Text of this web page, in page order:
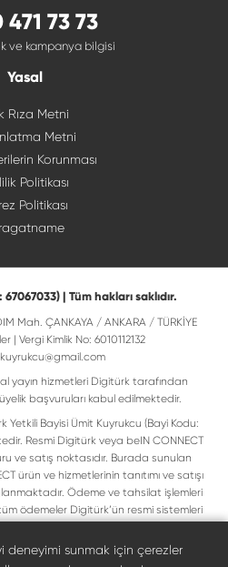
73 73
ve kampanya bilgisi
Yasal
Rıza Metni
Metni
Korunması
Politikası
Politikası
| Tüm hakları saklıdır.
Mah. ÇANKAYA / ANKARA / TÜRKİYE
| Vergi Kimlik No: 6010112132
yayın hizmetleri Digitürk tarafından
başvuruları kabul edilmektedir.
Yetkili Bayisi Ümit Kuyrukcu (Bayi Kodu:
Resmi Digitürk veya beIN CONNECT
ve satış noktasıdır. Burada sunulan
ürün ve hizmetlerinin tanıtımı ve satışı
Ödeme ve tahsilat işlemleri
ödemeler Digitürk’ün resmi sistemleri
altındadır. Bu markalar, yalnızca
uygun şekilde kullanılmaktadır. Digitürk
deneyimi sunmak için çerezler